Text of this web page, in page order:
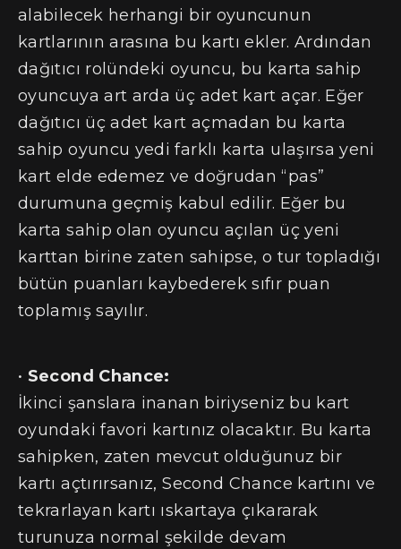
alabilecek herhangi bir oyuncunun
kartlarının arasına bu kartı ekler. Ardından
dağıtıcı rolündeki oyuncu, bu karta sahip
oyuncuya art arda üç adet kart açar. Eğer
dağıtıcı üç adet kart açmadan bu karta
sahip oyuncu yedi farklı karta ulaşırsa yeni
kart elde edemez ve doğrudan “pas”
durumuna geçmiş kabul edilir. Eğer bu
karta sahip olan oyuncu açılan üç yeni
karttan birine zaten sahipse, o tur topladığı
bütün puanları kaybederek sıfır puan
toplamış sayılır.
• Second Chance:
İkinci şanslara inanan biriyseniz bu kart
oyundaki favori kartınız olacaktır. Bu karta
sahipken, zaten mevcut olduğunuz bir
kartı açtırırsanız, Second Chance kartını ve
tekrarlayan kartı ıskartaya çıkararak
turunuza normal şekilde devam